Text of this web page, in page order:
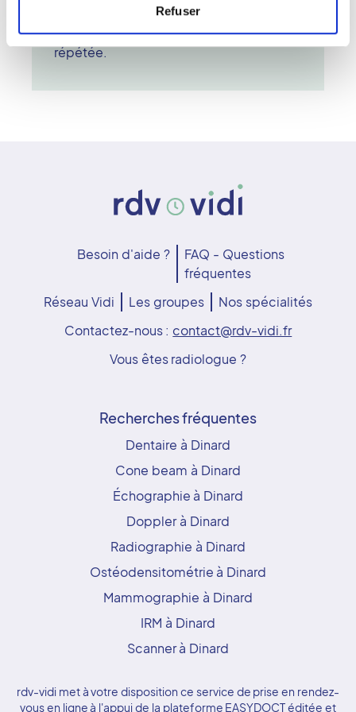
Refuser
particulièrement adapté au suivi des
scolioses et à la surveillance posturale
répétée.
Besoin d'aide ?
FAQ - Questions
fréquentes
Réseau Vidi
Les groupes
Nos spécialités
Contactez-nous : contact@rdv-vidi.fr
Vous êtes radiologue ?
Recherches fréquentes
Dentaire à Dinard
Cone beam à Dinard
Échographie à Dinard
Doppler à Dinard
Radiographie à Dinard
Ostéodensitométrie à Dinard
Mammographie à Dinard
IRM à Dinard
Scanner à Dinard
rdv-vidi met à votre disposition ce service de prise en rendez-
vous en ligne à l'appui de la plateforme EASYDOCT éditée et